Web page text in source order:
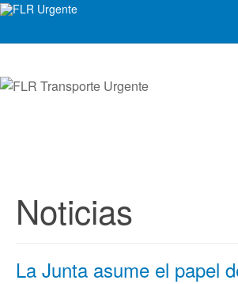
Noticias
La Junta asume el papel